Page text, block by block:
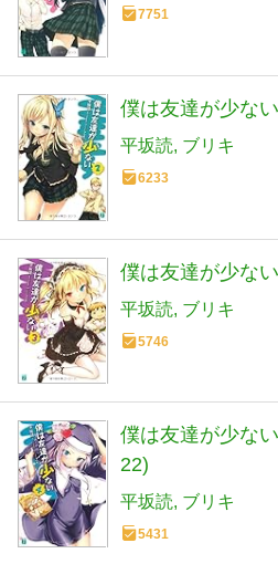
7751
僕は友達が少な
平坂読 ブリキ
6233
僕は友達が少な
平坂読 ブリキ
5746
僕は友達が少な
22)
平坂読 ブリキ
5431